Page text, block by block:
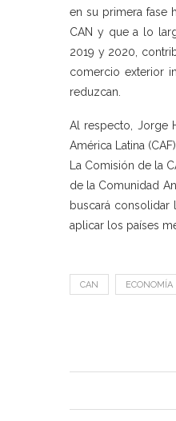
en su primera fase
CAN y que a lo
2019 y 2020,
comercio exterior
reduzcan.
Al respecto, Jorge
América Latina
La Comisión de la
de la Comunidad
buscará consolidar
aplicar los países
CAN ECONOMÍA